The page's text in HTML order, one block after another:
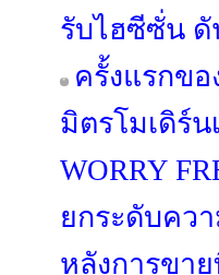
รับไฮซีซั่น ดั
ครั้งแรกข
มิตรโมเดิร์น
WORRY
ยกระดับคว
หลังการขา